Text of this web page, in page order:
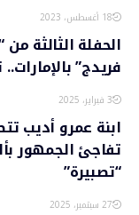
18 أغسطس، 2023
الحفلة الثالثة
فريدج”
3 فبراير، 2025
ابنة عمرو أديب
تفاجئ الجمهور
“تصبيرة”
27 سبتمبر، 2025